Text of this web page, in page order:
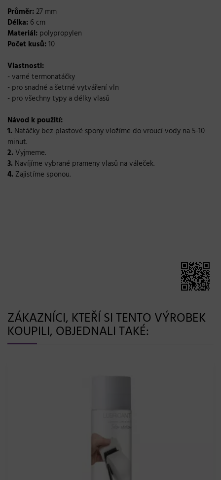
Průměr:27 mm
Délka: 6 cm
Materiál: polypropylen
Počet kusů:10
Vlastnosti:
- varné termonatáčky
- pro snadné a šetrné vytváření vln
- pro všechny typy a délky vlasů
Návod k použití:
1. Natáčky bez plastové spony vložíme do vroucí vody na 5-10
minut.
2. Vyjmeme.
3. Navíjíme vybrané prameny vlasů na váleček.
4. Zajistíme sponou.
ZÁKAZNÍCI, KTEŘÍ SI TENTO VÝROBEK
KOUPILI, OBJEDNALI TAKÉ: